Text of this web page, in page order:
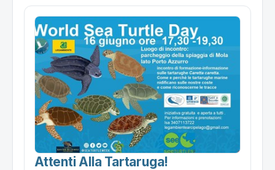
Attenti Alla Tartaruga!